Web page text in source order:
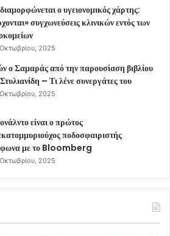
ο υγειονομικός χάρτης:
συγχωνεύσεις κλινικών εντός των
2025
ο Σαμαράς από την παρουσίαση βιβλίου
– Τι λένε συνεργάτες του
2025
είναι ο πρώτος
ποδοσφαιριστής
με το Bloomberg
2025